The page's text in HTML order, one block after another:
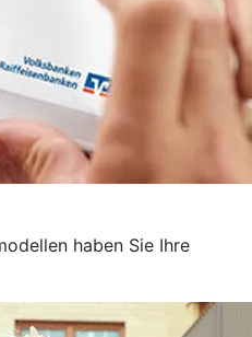
haben Sie Ihre